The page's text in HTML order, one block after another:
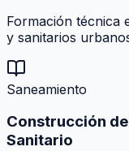
Formación técnica
y sanitarios
Saneamiento
Construcción
Sanitario